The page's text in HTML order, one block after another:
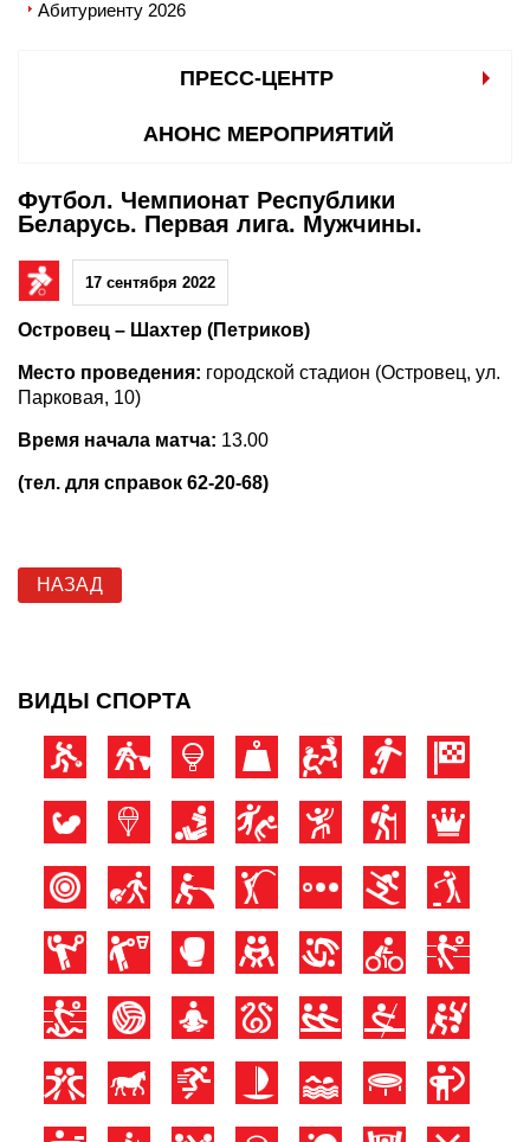
Абитуриенту 2026
ПРЕСС-ЦЕНТР
АНОНС МЕРОПРИЯТИЙ
Футбол. Чемпионат Республики
Беларусь. Первая лига. Мужчины.
17 сентября 2022
Островец – Шахтер (Петриков)
Место проведения: городской стадион (Островец, ул.
Парковая, 10)
Время начала матча: 13.00
(тел. для справок 62-20-68)
НАЗАД
ВИДЫ СПОРТА